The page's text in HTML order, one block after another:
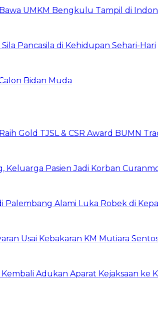
UMKM Bengkulu Tampil di
Pancasila di Kehidupan Sehari-Hari
Bidan Muda
Gold TJSL & CSR Award BUMN
Keluarga Pasien Jadi Korban
Palembang Alami Luka Robek di
Usai Kebakaran KM Mutiara
Adukan Aparat Kejaksaan ke